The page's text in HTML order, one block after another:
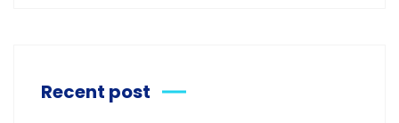
Recent post